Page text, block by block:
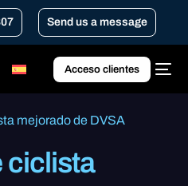
Send us a message
Acceso clientes
mejorado de DVSA
ciclista